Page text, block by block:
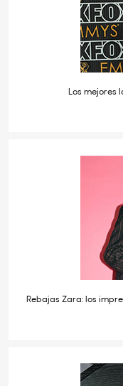
Los mejores
Rebajas Zara: los